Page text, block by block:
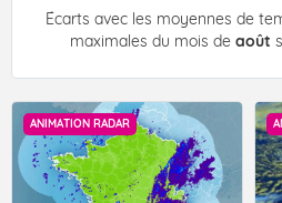
Écarts avec les moyennes de
maximales du mois de août
ANIMATION RADAR